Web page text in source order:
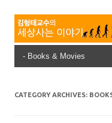
Skip to content
CATEGORY ARCHIVES: